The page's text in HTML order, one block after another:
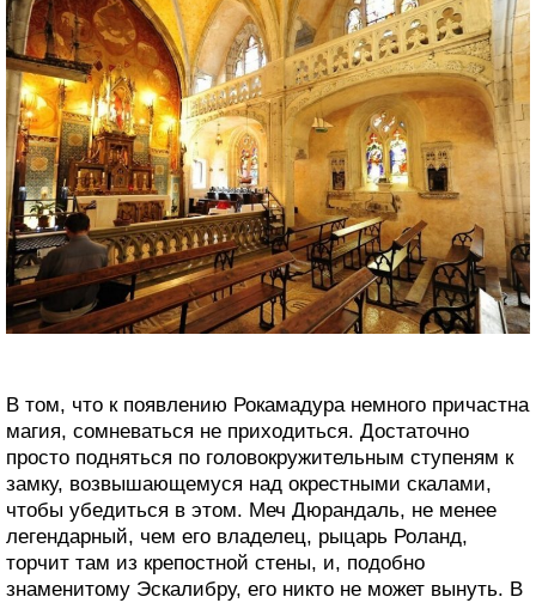
В том, что к появлению Рокамадура немного причастна
магия, сомневаться не приходиться. Достаточно
просто подняться по головокружительным ступеням к
замку, возвышающемуся над окрестными скалами,
чтобы убедиться в этом. Меч Дюрандаль, не менее
легендарный, чем его владелец, рыцарь Роланд,
торчит там из крепостной стены, и, подобно
знаменитому Эскалибру, его никто не может вынуть. В